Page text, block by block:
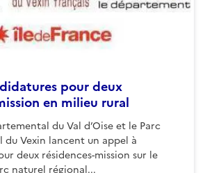
pour deux
en milieu rural
du Val d’Oise et le Parc
du Vexin lancent un appel à
deux résidences-mission sur le
naturel régional...